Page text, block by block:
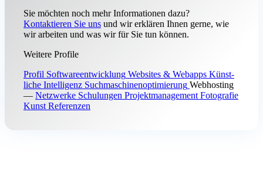
Sie möchten noch mehr Informationen dazu?
Kontaktieren Sie uns und wir erklären Ihnen gerne, wie
wir arbeiten und was wir für Sie tun können.
Weitere Profile
Profil Soft­ware­entwicklung Web­sites & Web­apps Künst­
liche Intel­ligenz Such­maschinen­optimierung Web­hosting
— Netz­werke Schu­lungen Projekt­management Fotografie
Kunst Refe­renzen